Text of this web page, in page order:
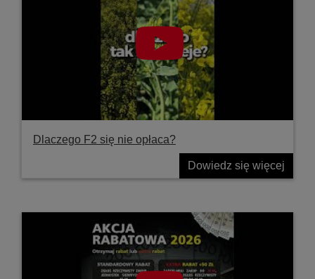
Dlaczego F2 się nie opłaca?
Dowiedz się więcej